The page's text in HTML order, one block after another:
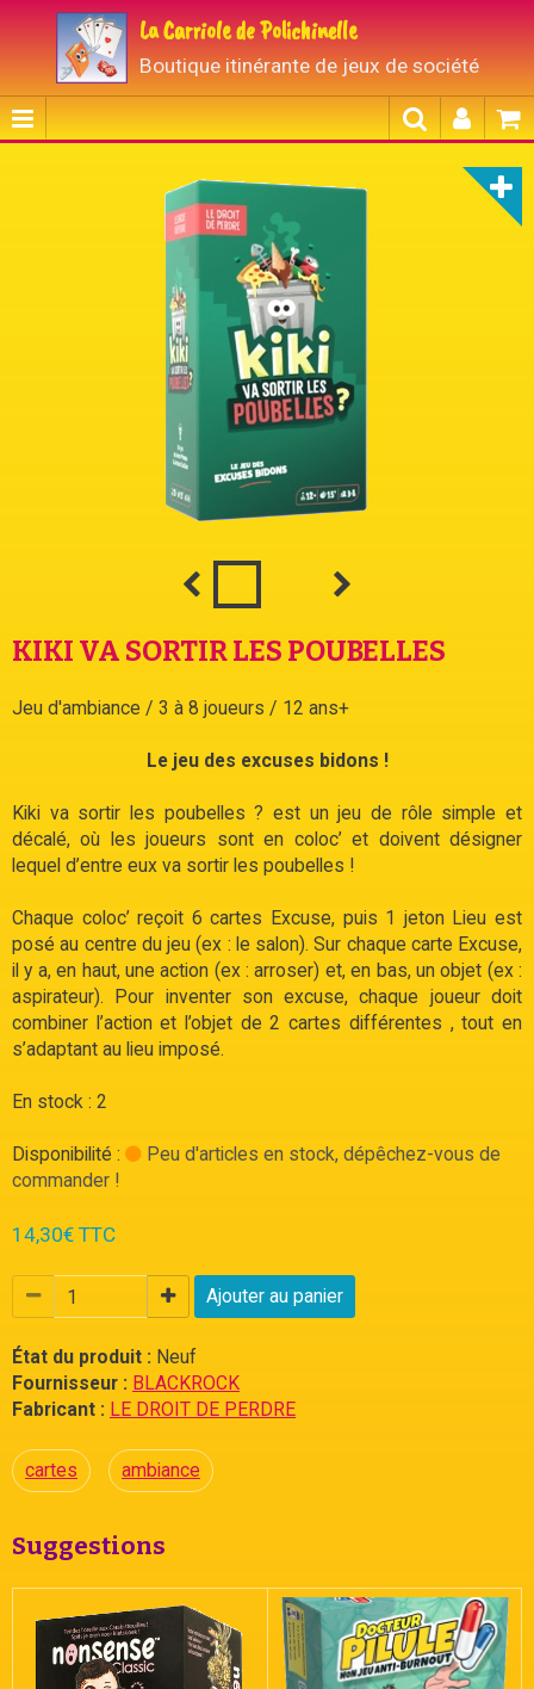
La Carriole de Polichinelle
Boutique itinérante de jeux de société
KIKI VA SORTIR LES POUBELLES
Jeu d'ambiance / 3 à 8 joueurs / 12 ans+
Le jeu des excuses bidons !
Kiki va sortir les poubelles ? est un jeu de rôle simple et
décalé, où les joueurs sont en coloc’ et doivent désigner
lequel d’entre eux va sortir les poubelles !
Chaque coloc’ reçoit 6 cartes Excuse, puis 1 jeton Lieu est
posé au centre du jeu (ex : le salon). Sur chaque carte Excuse,
il y a, en haut, une action (ex : arroser) et, en bas, un objet (ex :
aspirateur). Pour inventer son excuse, chaque joueur doit
combiner l’action et l’objet de 2 cartes différentes , tout en
s’adaptant au lieu imposé.
En stock : 2
Disponibilité :
Peu d'articles en stock, dépêchez-vous de
commander !
14,30€ TTC
Ajouter au panier
État du produit : Neuf
Fournisseur : BLACKROCK
Fabricant : LE DROIT DE PERDRE
cartes ambiance
Suggestions